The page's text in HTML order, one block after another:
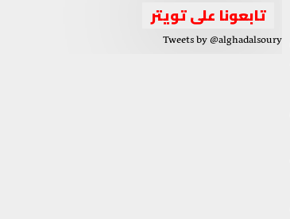
تابعونا على تويتر
Tweets by @alghadalsoury